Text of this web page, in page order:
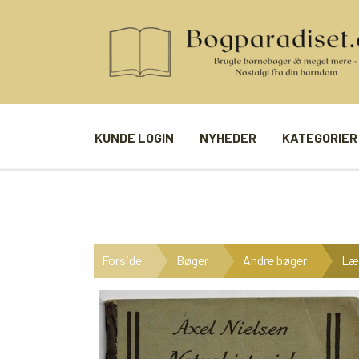
KUNDE LOGIN NYHEDER KATEGORIER
BØGER I SERIE
BØGER I ÅRSTAL
UDVALGTE FORFATTERE
BILLED- /
LUDO
FIRKORT
Forside Bøger Andre bøger